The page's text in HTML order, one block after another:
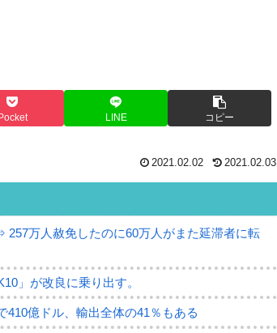
LINE コピー
2021.02.02 2021.02.03
万人赦免したのに60万人がまた延滞者に転
」が改良に乗り出す。
410億ドル、輸出全体の41％もある